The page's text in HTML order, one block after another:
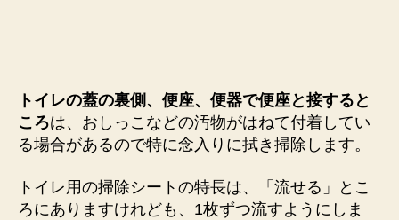
トイレの蓋の裏側、便座、便器で便座と接すると
ころは、おしっこなどの汚物がはねて付着してい
る場合があるので特に念入りに拭き掃除します。
トイレ用の掃除シートの特長は、「流せる」とこ
ろにありますけれども、1枚ずつ流すようにしま